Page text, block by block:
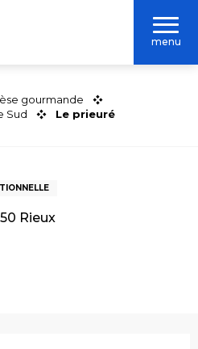
menu
gourmande
Sud
Le prieuré
Rieux